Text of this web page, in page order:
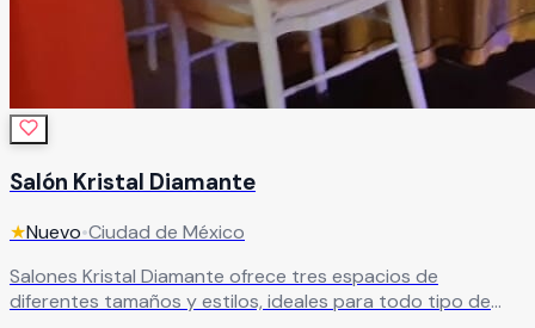
Salón Kristal Diamante
★Nuevo•Ciudad de México
Salones Kristal Diamante ofrece tres espacios de
diferentes tamaños y estilos, ideales para todo tipo de